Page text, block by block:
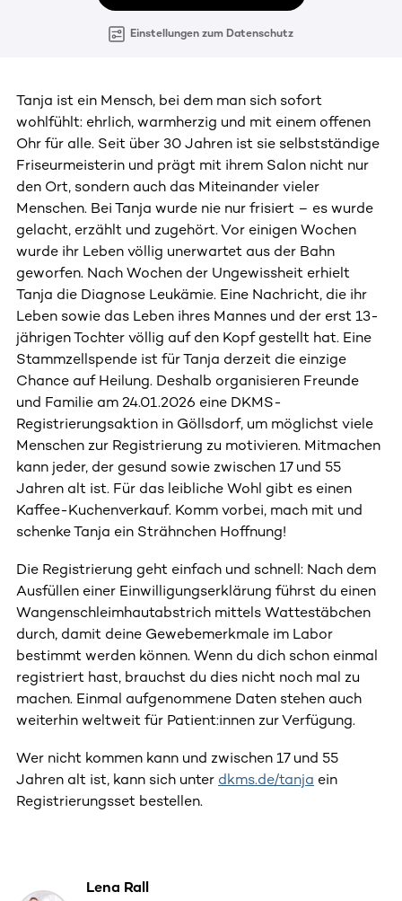
Einstellungen zum Datenschutz
Tanja ist ein Mensch, bei dem man sich sofort
wohlfühlt: ehrlich, warmherzig und mit einem offenen
Ohr für alle. Seit über 30 Jahren ist sie selbstständige
Friseurmeisterin und prägt mit ihrem Salon nicht nur
den Ort, sondern auch das Miteinander vieler
Menschen. Bei Tanja wurde nie nur frisiert – es wurde
gelacht, erzählt und zugehört. Vor einigen Wochen
wurde ihr Leben völlig unerwartet aus der Bahn
geworfen. Nach Wochen der Ungewissheit erhielt
Tanja die Diagnose Leukämie. Eine Nachricht, die ihr
Leben sowie das Leben ihres Mannes und der erst 13-
jährigen Tochter völlig auf den Kopf gestellt hat. Eine
Stammzellspende ist für Tanja derzeit die einzige
Chance auf Heilung. Deshalb organisieren Freunde
und Familie am 24.01.2026 eine DKMS-
Registrierungsaktion in Göllsdorf, um möglichst viele
Menschen zur Registrierung zu motivieren. Mitmachen
kann jeder, der gesund sowie zwischen 17 und 55
Jahren alt ist. Für das leibliche Wohl gibt es einen
Kaffee-Kuchenverkauf. Komm vorbei, mach mit und
schenke Tanja ein Strähnchen Hoffnung!
Die Registrierung geht einfach und schnell: Nach dem
Ausfüllen einer Einwilligungserklärung führst du einen
Wangenschleimhautabstrich mittels Wattestäbchen
durch, damit deine Gewebemerkmale im Labor
bestimmt werden können. Wenn du dich schon einmal
registriert hast, brauchst du dies nicht noch mal zu
machen. Einmal aufgenommene Daten stehen auch
weiterhin weltweit für Patient:innen zur Verfügung.
Wer nicht kommen kann und zwischen 17 und 55
Jahren alt ist, kann sich unter dkms.de/tanja ein
Registrierungsset bestellen.
Lena Rall